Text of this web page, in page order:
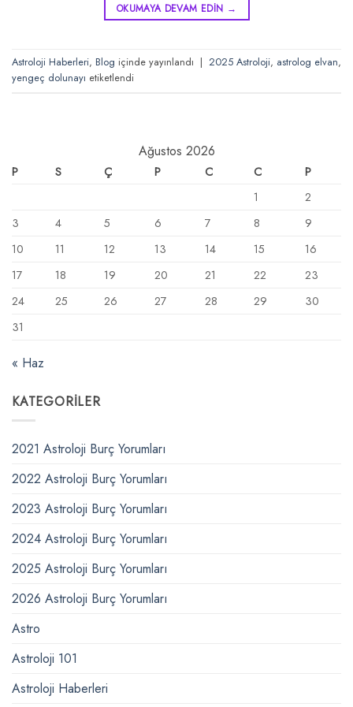
OKUMAYA DEVAM EDIN →
Astroloji Haberleri, Blog içinde yayınlandı | 2025 Astroloji, astrolog elvan,
yengeç dolunayı etiketlendi
Ağustos 2026
P S Ç P C C
P
1
2
3
4 5 6 7 8
9
10
11 12 13 14 15
16
17
18 19 20 21 22
23
24
25 26 27 28 29
30
31
« Haz
KATEGORILER
2021 Astroloji Burç Yorumları
2022 Astroloji Burç Yorumları
2023 Astroloji Burç Yorumları
2024 Astroloji Burç Yorumları
2025 Astroloji Burç Yorumları
2026 Astroloji Burç Yorumları
Astro
Astroloji 101
Astroloji Haberleri